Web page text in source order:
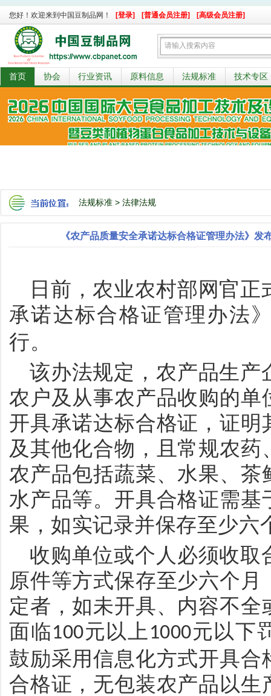
您好！欢迎来到中国豆制品网！ [登录] [普通会员注册] [高级会员注册]
首页 协会 行业资讯 原料信息 法规标准 技术专区
法规标准 > 法律法规
《农产品质量安全承诺达标合格证管理办法》
日前，农业农村部 网官正
承诺达标合格证管理办法
行。
该办法规定，农产品生产
农户及从事农产品收购的
开具承诺达标合格证，证
及其他化合物，且常规农
农产品包括蔬菜、水果、
水产品等。开具合格证需
果，如实记录并保存至少六
收购单位或个人必须收
原件等方式保存至少六个
定者，如未开具、内容不
面临100元以上 1000元以下
鼓励采用信息化方式开具
合格证，无包装农产品以